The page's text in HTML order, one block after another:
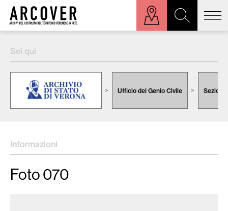
sulla mappa
Cerca:
Sei qui
Ufficio del Genio Civile
Informazioni
Foto 070